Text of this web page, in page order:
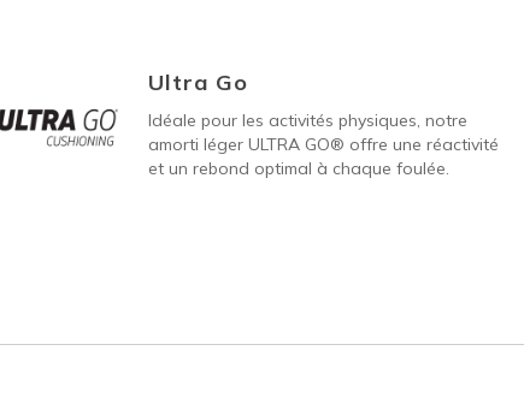
Ultra Go
Idéale pour les activités physiques, notre
amorti léger ULTRA GO® offre une réactivité
et un rebond optimal à chaque foulée.